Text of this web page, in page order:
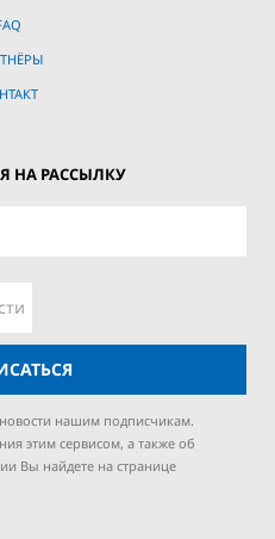
НА РАССЫЛКУ
нашим подписчикам.
этим сервисом, а также об
Вы найдете на странице